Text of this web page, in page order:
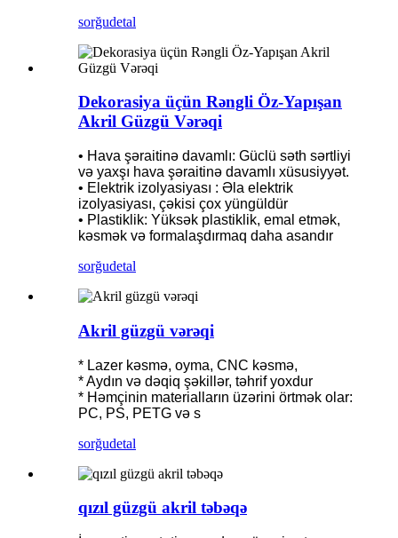
sorğudetal
Dekorasiya üçün Rəngli Öz-Yapışan
Akril Güzgü Vərəqi
• Hava şəraitinə davamlı: Güclü səth sərtliyi
və yaxşı hava şəraitinə davamlı xüsusiyyət.
• Elektrik izolyasiyası : Əla elektrik
izolyasiyası, çəkisi çox yüngüldür
• Plastiklik: Yüksək plastiklik, emal etmək,
kəsmək və formalaşdırmaq daha asandır
sorğudetal
Akril güzgü vərəqi
* Lazer kəsmə, oyma, CNC kəsmə,
* Aydın və dəqiq şəkillər, təhrif yoxdur
* Həmçinin materialların üzərini örtmək olar:
PC, PS, PETG və s
sorğudetal
qızıl güzgü akril təbəqə